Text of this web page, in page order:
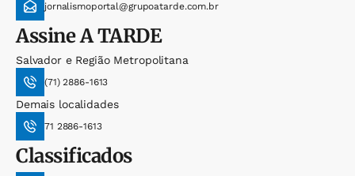
jornalismoportal@grupoatarde.com.br
AssineA TARDE
Salvador e Região Metropolitana
(71) 2886-1613
Demais localidades
71 2886-1613
Classificados